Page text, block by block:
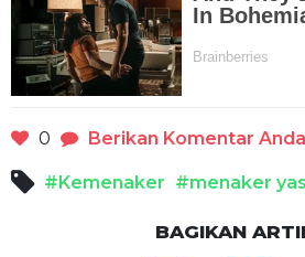
0 Berikan Komentar Anda
#Kemenaker #menaker
BAGIKAN